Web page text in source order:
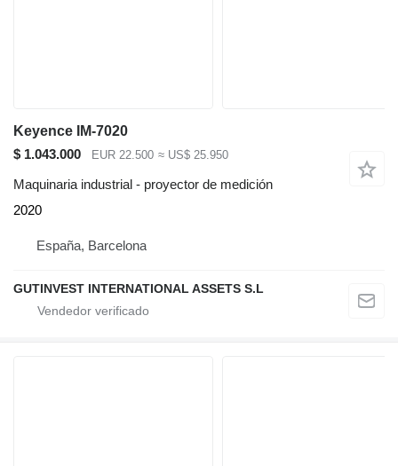
Keyence IM-7020
$ 1.043.000
EUR 22.500 ≈ US$ 25.950
Maquinaria industrial - proyector de medición
2020
España, Barcelona
GUTINVEST INTERNATIONAL ASSETS S.L